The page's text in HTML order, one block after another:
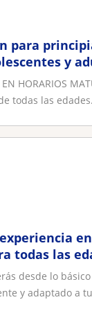
para
y
EN HORARIOS
todas las
todas las
desde lo
y adaptado a